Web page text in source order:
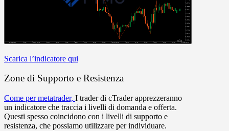
Scarica l’indicatore qui
Zone di Supporto e Resistenza
Come per metatrader, I trader di cTrader apprezzeranno
un indicatore che traccia i livelli di domanda e offerta.
Questi spesso coincidono con i livelli di supporto e
resistenza, che possiamo utilizzare per individuare.